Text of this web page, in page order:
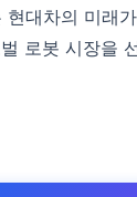
대차의 미래
로봇 시장을